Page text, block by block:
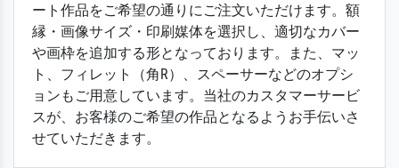
ート作品をご希望の通りにご注文いただけます。額
縁・画像サイズ・印刷媒体を選択し、適切なカバー
や画枠を追加する形となっております。また、マッ
ト、フィレット（角R）、スペーサーなどのオプシ
ョンもご用意しています。当社のカスタマーサービ
スが、お客様のご希望の作品となるようお手伝いさ
せていただきます。